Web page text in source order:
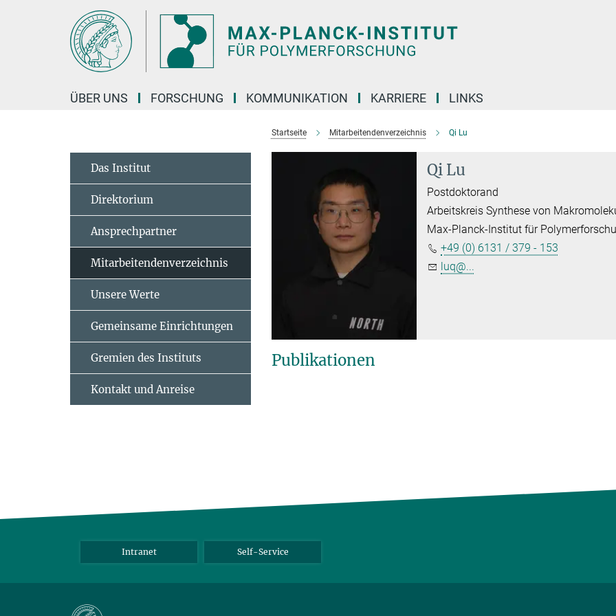
ÜBER UNS FORSCHUNG KOMMUNIKATION KARRIERE LINKS
Startseite Mitarbeitendenverzeichnis Qi Lu
Qi Lu
Postdoktorand
Arbeitskreis Synthese von
Max-Planck-Institut für
+49 (0) 6131 / 379 - 153
luq@...
Publikationen
Das Institut
Direktorium
Ansprechpartner
Mitarbeitendenverzeichnis
Unsere Werte
Gemeinsame Einrichtungen
Gremien des Instituts
Kontakt und Anreise
Intranet Self-Service